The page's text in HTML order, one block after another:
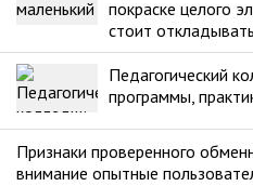
покраске целого
стоит
Педагогический
программы,
Признаки проверенного
внимание опытные